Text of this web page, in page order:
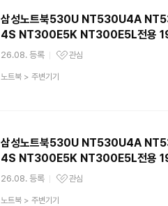
삼성노트북530U NT530U4A
4S NT300E5K NT300E5L전용
26.08. 등록
관심상품
관심
상
노트북> 주변기기
삼성노트북530U NT530U4A
4S NT300E5K NT300E5L전용
26.08. 등록
관심상품
관심
상
노트북> 주변기기